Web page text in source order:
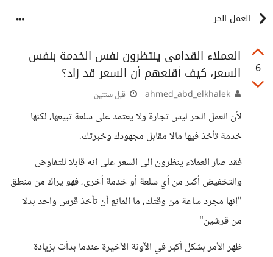
العمل الحر
6
العملاء القدامى ينتظرون نفس الخدمة بنفس
السعر، كيف أقنعهم أن السعر قد زاد؟
قبل سنتين
لأن العمل الحر ليس تجارة ولا يعتمد على سلعة تبيعها، لكنها
خدمة تأخذ فيها مالا مقابل مجهودك وخبرتك.
فقد صار العملاء ينظرون إلى السعر على انه قابلا للتفاوض
والتخفيض أكثر من أي سلعة أو خدمة أخرى، فهو يراك من منطق
"إنها مجرد ساعة من وقتك، ما المانع أن تأخذ قرش واحد بدلا
من قرشين"
ظهر الأمر بشكل أكبر في الآونة الأخيرة عندما بدأت بزيادة